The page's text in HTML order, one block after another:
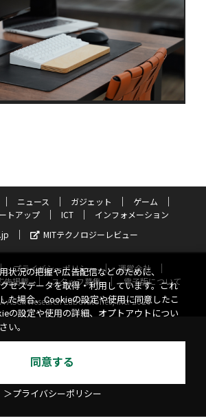
ニュース ガジェット
ゲーム
トアップ ICT
インフォメーション
MITテクノロジーレビュー
プライバシーポリシー
運営会社
告掲載 スタッフ募集
電子版について
ASCII Research Laboratories, Inc. 2026
状況の把握や広告配信などのために、
セスデータを取得・利用しています。これ
た場合、Cookieの設定や使用に同意したこ
の設定や使用の詳細、オプトアウトについ
い。
同意する
＞プライバシーポリシー